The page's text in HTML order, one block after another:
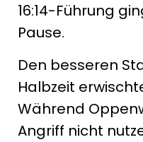
16:14-Führung
Pause.
Den besseren
Halbzeit
Während
Angriff nicht